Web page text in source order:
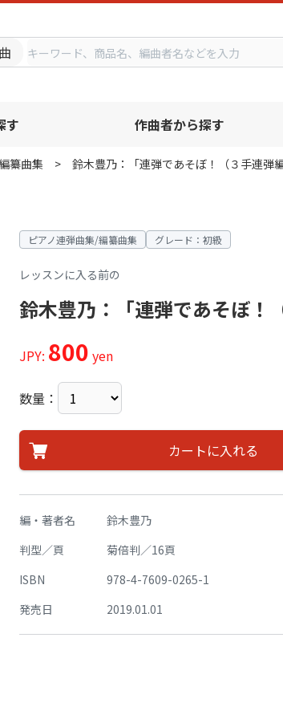
す 作曲者から探す
纂曲集 鈴木豊乃：「連弾であそぼ！（３手連弾
ピアノ連弾曲集/編纂曲集 グレード：初級
レッスンに入る前の
鈴木豊乃：「連弾であそぼ！
JPY: 800 yen
数量：
カートに入れる
編・著者名
鈴木豊乃
判型／頁
菊倍判／16頁
ISBN
978-4-7609-0265-1
発売日
2019.01.01